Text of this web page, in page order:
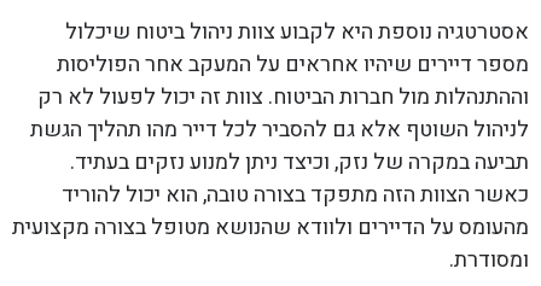
אסטרטגיה נוספת היא לקבוע צוות ניהול ביטוח שיכלול
מספר דיירים שיהיו אחראים על המעקב אחר הפוליסות
וההתנהלות מול חברות הביטוח. צוות זה יכול לפעול לא רק
לניהול השוטף אלא גם להסביר לכל דייר מהו תהליך הגשת
תביעה במקרה של נזק, וכיצד ניתן למנוע נזקים בעתיד.
כאשר הצוות הזה מתפקד בצורה טובה, הוא יכול להוריד
מהעומס על הדיירים ולוודא שהנושא מטופל בצורה מקצועית
ומסודרת.